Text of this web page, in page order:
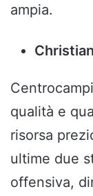
ampia.
qualità e
risorsa
ultime due
offensiva,